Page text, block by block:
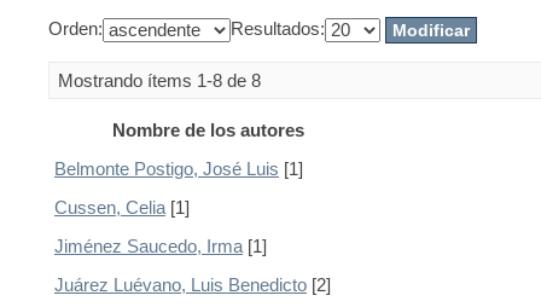
Orden: Resultados:
Mostrando ítems 1-8 de 8
Nombre de los autores
Belmonte Postigo, José Luis [1]
Cussen, Celia [1]
Jiménez Saucedo, Irma [1]
Juárez Luévano, Luis Benedicto [2]